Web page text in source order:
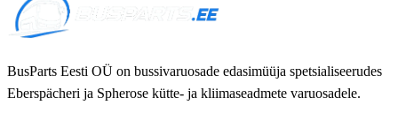
BusParts Eesti OÜ on bussivaruosade edasimüüja spetsialiseerudes
Eberspächeri ja Spherose kütte- ja kliimaseadmete varuosadele.